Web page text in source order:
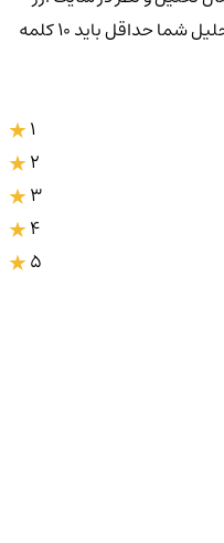
دیجیتال رایگان هدیه بگیرید. نظر یا تحلیل شما حداقل باید ۱۰ کلمه
3
4
5